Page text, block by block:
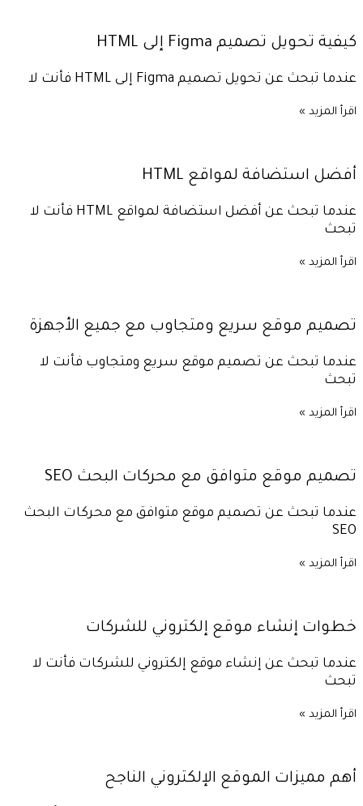
كيفية تحويل تصميم Figma إلى HTML
عندما تبحث عن تحويل تصميم Figma إلى HTML فأنت لا
اقرأ المزيد »
أفضل استضافة لمواقع HTML
عندما تبحث عن أفضل استضافة لمواقع HTML فأنت لا
تبحث
اقرأ المزيد »
تصميم موقع سريع ومتجاوب مع جميع الأجهزة
عندما تبحث عن تصميم موقع سريع ومتجاوب فأنت لا
تبحث
اقرأ المزيد »
تصميم موقع متوافق مع محركات البحث SEO
عندما تبحث عن تصميم موقع متوافق مع محركات البحث
SEO
اقرأ المزيد »
خطوات إنشاء موقع إلكتروني للشركات
عندما تبحث عن إنشاء موقع إلكتروني للشركات فأنت لا
تبحث
اقرأ المزيد »
أهم مميزات الموقع الإلكتروني الناجح